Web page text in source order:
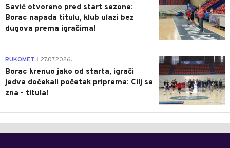
Savić otvoreno pred start sezone:
Borac napada titulu, klub ulazi bez
dugova prema igračima!
0
RUKOMET 27.07.2026.
Borac krenuo jako od starta, igrači
jedva dočekali početak priprema: Cilj se
zna - titula!